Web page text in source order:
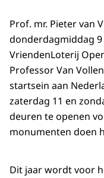
Prof. mr. Pieter van
donderdagmiddag
VriendenLoterij
Professor Van
startsein aan
zaterdag 11 en
deuren te openen
monumenten doen
Dit jaar wordt voor